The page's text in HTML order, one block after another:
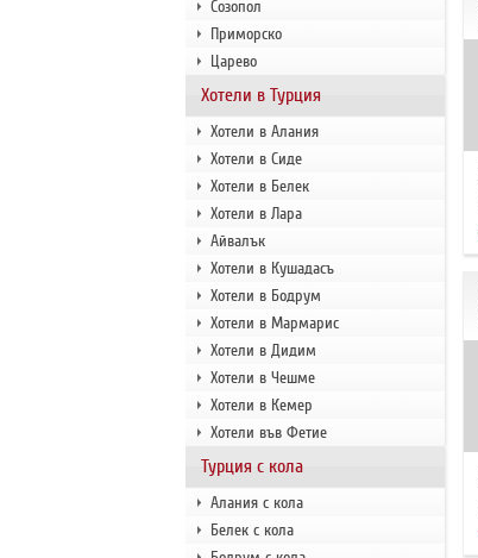
Созопол
Приморско
Царево
Хотели в Турция
Хотели в Алания
Хотели в Сиде
Хотели в Белек
Хотели в Лара
Айвалък
Хотели в Кушадасъ
Хотели в Бодрум
Хотели в Мармарис
Хотели в Дидим
Хотели в Чешме
Хотели в Кемер
Хотели във Фетие
Турция с кола
Алания с кола
Белек с кола